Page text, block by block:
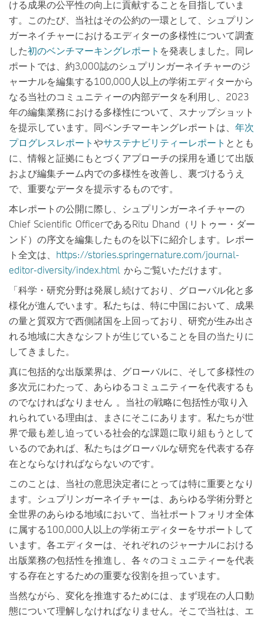
ける成果の公平性の向上に貢献することを目指していま
す。このたび、当社はその公約の一環として、シュプリン
ガーネイチャーにおけるエディターの多様性について調査
した初のベンチマーキングレポート を発表しました。同レ
ポートでは、約3,000誌のシュプリンガーネイチャーのジ
ャーナルを編集する100,000人以上の学術エディターから
なる当社のコミュニティーの内部データを利用し、2023
年の編集業務における多様性について、スナップショット
を提示しています。同ベンチマーキングレポートは、 年次
プログレスレポートやサステナビリティーレポート ととも
に、情報と証拠にもとづくアプローチの採用を通じて出版
および編集チーム内での多様性を改善し、裏づけるうえ
で、重要なデータを提示するものです。
本レポートの公開に際し、シュプリンガーネイチャーの
Chief Scientific OfficerであるRitu Dhand（リトゥー・ダー
ンド）の序文を編集したものを以下に紹介します。レポー
ト全文は、 https://stories.springernature.com/journal-
editor-diversity/index.html からご覧いただけます。
「科学・研究分野は発展し続けており、グローバル化と多
様化が進んでいます。 私たちは、特に中国において、成果
の量と質双方で西側諸国を上回っており、研究が生み出さ
れる地域に大きなシフトが生じていることを目の当たりに
してきました。
真に包括的な出版業界は、グローバルに、そして多様性の
多次元にわたって、あらゆるコミュニティーを代表するも
のでなければなりません 。当社の戦略に包括性が取り入
れられている理由は、まさにそこにあります。私たちが世
界で最も差し迫っている社会的な課題に取り組もうとして
いるのであれば、私たちはグローバルな研究を代表する存
在とならなければならないのです。
このことは、当社の意思決定者にとっては特に重要となり
ます。シュプリンガーネイチャーは、あらゆる学術分野と
全世界のあらゆる地域において、当社ポートフォリオ全体
に属する100,000人以上の学術エディターをサポートして
います。各エディターは、それぞれのジャーナルにおける
出版業務の包括性を推進し、各々のコミュニティーを代表
する存在とするための重要な役割を担っています。
当然ながら、変化を推進するためには、まず現在の人口動
態について理解しなければなりません。そこで当社は、エ